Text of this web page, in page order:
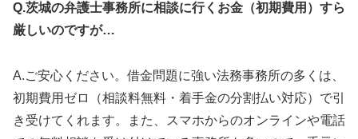
Q.茨城の弁護士事務所に相談に行くお金（初期費用）すら
厳しいのですが…
A.ご安心ください。借金問題に強い法務事務所の多くは、
初期費用ゼロ（相談料無料・着手金の分割払い対応）で引
き受けてくれます。また、スマホからのオンラインや電話